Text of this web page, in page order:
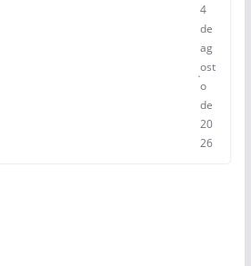
4
de
ag
ost
o
de
20
26